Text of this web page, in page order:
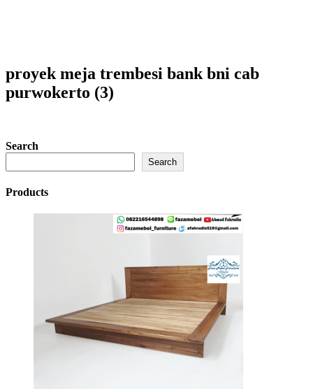
proyek meja trembesi bank bni cab
purwokerto (3)
Search
Search
Products